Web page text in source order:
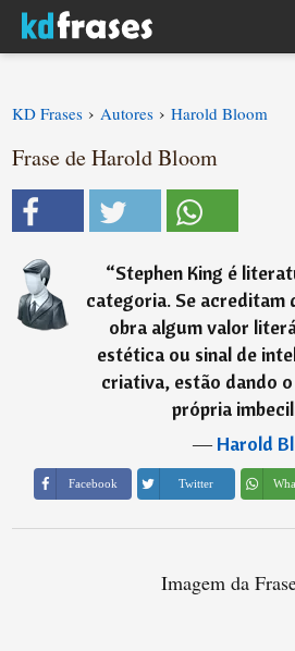
KD Frases › Autores › Harold Bloom
Frase de Harold Bloom
“Stephen King é
categoria. Se acreditam
obra algum valor
estética ou sinal de
criativa, estão dando
própria
―Harold
Facebook Twitter
Imagem da